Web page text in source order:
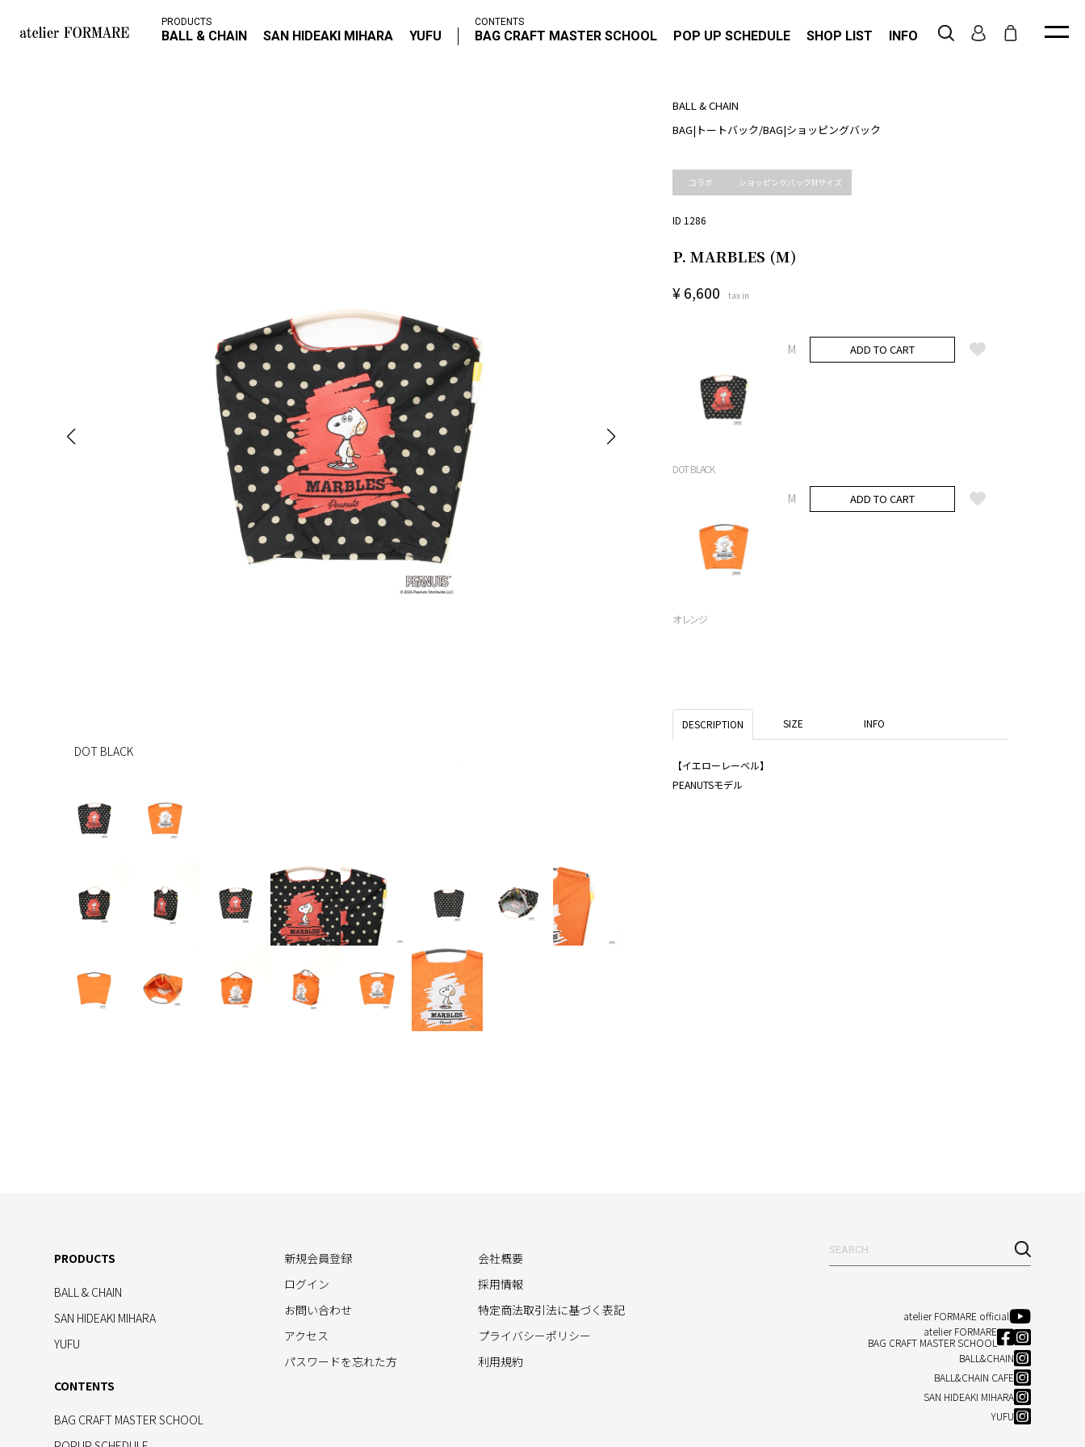
PRODUCTS
BALL & CHAIN SAN HIDEAKI MIHARA YUFU
CONTENTS
BAG CRAFT MASTER SCHOOL POP UP SCHEDULE SHOP LIST INFO
BALL & CHAIN
BAG| トートバック/BAG|ショッピングバック
コラボ ショッピングバックMサイズ
ID 1286
P. MARBLES (M)
¥6,600 tax in
DOT BLACK
M ADD TO CART
オレンジ
M ADD TO CART
DESCRIPTION SIZE INFO
【イエローレーベル】
PEANUTSモデル
DOT BLACKレ
atelier FORMARE official
atelier FORMARE
BAG CRAFT MASTER SCHOOL
BALL&CHAIN
BALL&CHAIN CAFE
SAN HIDEAKI MIHARA
YUFU
PRODUCTS
BALL & CHAIN
SAN HIDEAKI MIHARA
YUFU
CONTENTS
BAG CRAFT MASTER SCHOOL
新規会員登録
ログイン
お問い合わせ
アクセス
パスワードを忘れた方
会社概要
採用情報
特定商法取引法に基づく表記
プライバシーポリシー
利用規約